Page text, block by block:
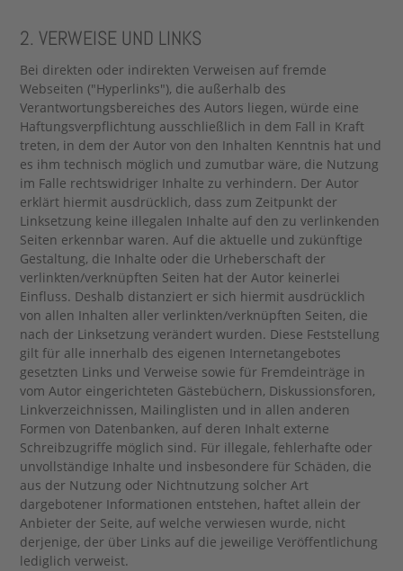
2. VERWEISE UND LINKS
Bei direkten oder indirekten Verweisen auf fremde
Webseiten ("Hyperlinks"), die außerhalb des
Verantwortungsbereiches des Autors liegen, würde eine
Haftungsverpflichtung ausschließlich in dem Fall in Kraft
treten, in dem der Autor von den Inhalten Kenntnis hat und
es ihm technisch möglich und zumutbar wäre, die Nutzung
im Falle rechtswidriger Inhalte zu verhindern. Der Autor
erklärt hiermit ausdrücklich, dass zum Zeitpunkt der
Linksetzung keine illegalen Inhalte auf den zu verlinkenden
Seiten erkennbar waren. Auf die aktuelle und zukünftige
Gestaltung, die Inhalte oder die Urheberschaft der
verlinkten/verknüpften Seiten hat der Autor keinerlei
Einfluss. Deshalb distanziert er sich hiermit ausdrücklich
von allen Inhalten aller verlinkten/verknüpften Seiten, die
nach der Linksetzung verändert wurden. Diese Feststellung
gilt für alle innerhalb des eigenen Internetangebotes
gesetzten Links und Verweise sowie für Fremdeinträge in
vom Autor eingerichteten Gästebüchern, Diskussionsforen,
Linkverzeichnissen, Mailinglisten und in allen anderen
Formen von Datenbanken, auf deren Inhalt externe
Schreibzugriffe möglich sind. Für illegale, fehlerhafte oder
unvollständige Inhalte und insbesondere für Schäden, die
aus der Nutzung oder Nichtnutzung solcher Art
dargebotener Informationen entstehen, haftet allein der
Anbieter der Seite, auf welche verwiesen wurde, nicht
derjenige, der über Links auf die jeweilige Veröffentlichung
lediglich verweist.